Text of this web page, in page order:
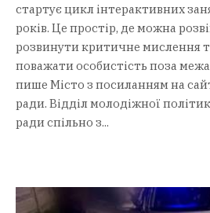
стартує цикл інтерактивних
років. Це простір, де можна
розвинути критичне мислення
поважати особистість поза
пише Місто з посиланням на
ради. Відділ молодіжної
ради спільно з...